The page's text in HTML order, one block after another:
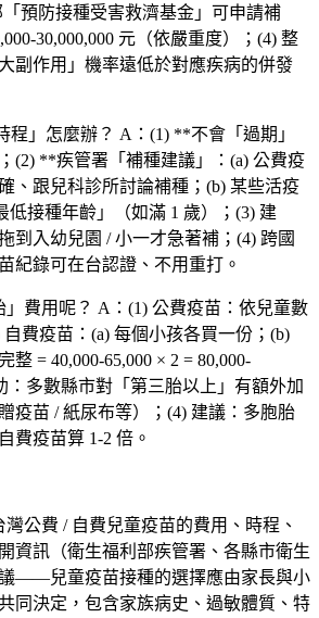
預防接種受害救濟基金」可申請補
30,000,000 元（依嚴重度）；(4) 整
副作用」機率遠低於對應疾病的併發
程 」怎麼辦？ A：(1) **不會「過期」
**疾管署「補種建議」：(a) 公費疫
、跟兒科診所討論補種；(b) 某些活疫
低接種年齡」（如滿 1 歲）；(3) 建
到入幼兒園 / 小一才急著補；(4) 跨國
紀錄可在台認證、不用重打。
」費用呢？ A：(1) 公費疫苗 ：依兒童數
自費疫苗 ：(a) 每個小孩各買一份；(b)
整 = 40,000-65,000 × 2 = 80,000-
：多數縣市對「 第三胎以上 」有額外加
疫苗 / 紙尿布等）；(4) 建議 ：多胞胎
費疫苗算 1-2 倍。
灣公費 / 自費兒童疫苗的費用、時程、
資訊（衛生福利部疾管署、各縣市衛生
——兒童疫苗接種的選擇應由家長與小
同決定，包含家族病史、過敏體質、特